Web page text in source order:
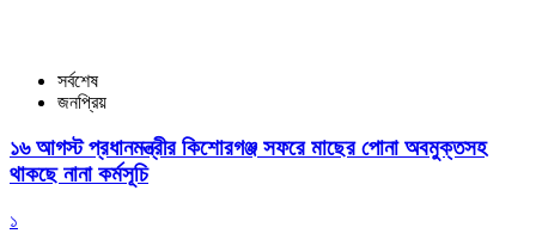
সর্বশেষ
জনপ্রিয়
১৬ আগস্ট প্রধানমন্ত্রীর কিশোরগঞ্জ সফরে মাছের পোনা অবমুক্তসহ
থাকছে নানা কর্মসূচি
১